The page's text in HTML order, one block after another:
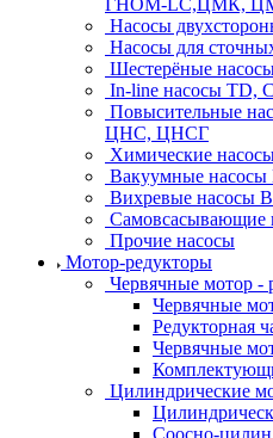
ГНОМ-LC,ЦМК,
Насосы
Насосы для
Шестерёные
In-line насосы TD,
Повысительные
ЦНС, ЦНСГ
Химические
Вакуумные
Вихревые насосы
Прочие насосы
Мотор-редукторы
Червячные мотор -
Червячные
Редукторная
Червячные
Цилиндрические
Соосно-